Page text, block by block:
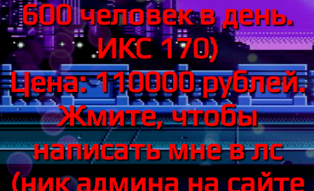
600 человек в день.
ИКС 170)
Цена: 110000 рублей.
Жмите, чтобы
написать мне в лс
(ник админа на сайте